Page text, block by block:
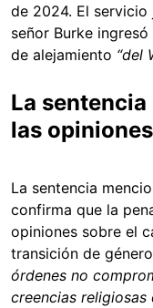
de 2024. El
señor Burke
de alejamiento “del
La
las
La sentencia
confirma que la
opiniones sobre el
transición de
órdenes no
creencias religiosas